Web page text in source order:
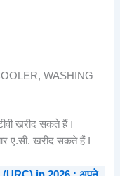
WASHING
खरीद सकते हैं।
ए.सी. खरीद सकते हैं I